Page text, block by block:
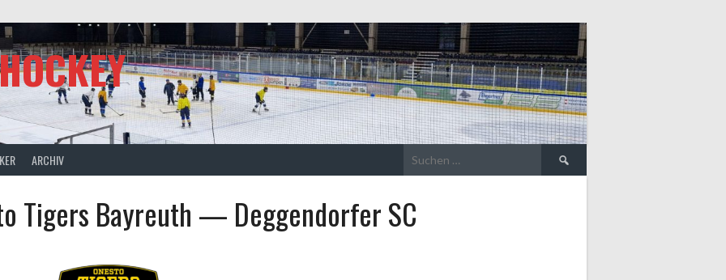
ARCHIV
Suche
nach:
Tigers Bayreuth — Deggendorfer SC